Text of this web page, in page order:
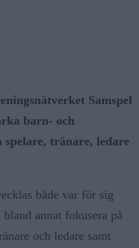
Samspel
barn- och
spelare, tränare, ledare
både var för sig
annat fokusera på
och ledare samt